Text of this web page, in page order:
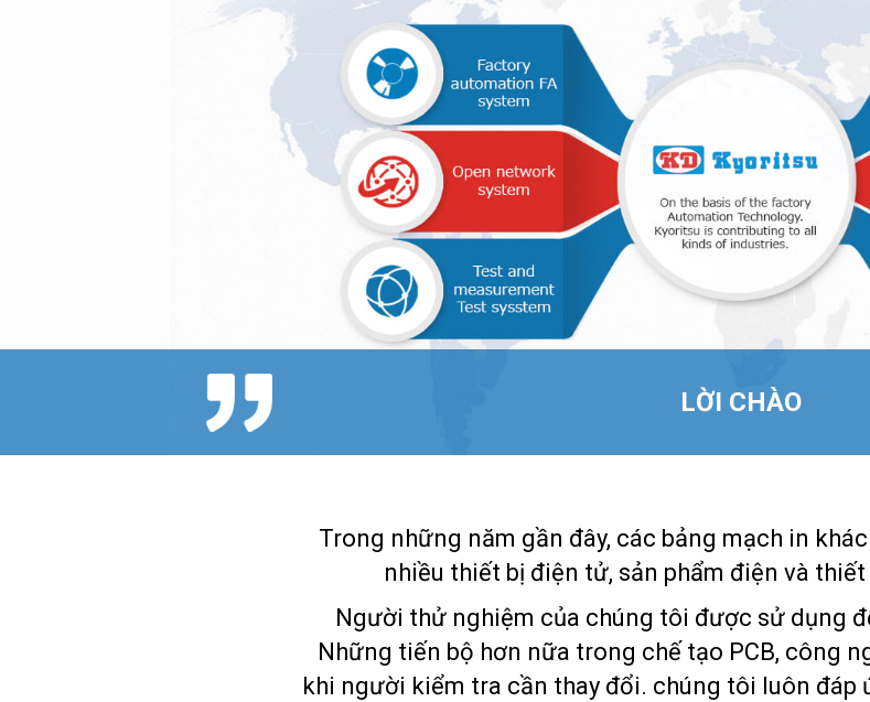
LỜI CHÀO
Trong những năm gần đây, các bảng mạch in
nhiều thiết bị điện tử, sản phẩm điện và
Người thử nghiệm của chúng tôi được sử dụng
Những tiến bộ hơn nữa trong chế tạo PCB, công
khi người kiểm tra cần thay đổi. chúng tôi luôn đáp